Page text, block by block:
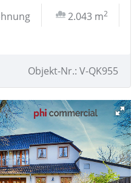
2.043 m2
Objekt-Nr.: V-QK955